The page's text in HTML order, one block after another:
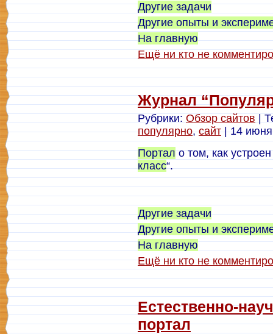
Другие задачи
Другие опыты и
На главную
Ещё ни кто не
Журнал
Рубрики: Обзор сайтов |
популярно,сайт| 14 июня
Портало том, как
класс“.
Другие задачи
Другие опыты и
На главную
Ещё ни кто не
Естественно-
портал